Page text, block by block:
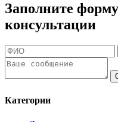
Заполните
консультации
Категории